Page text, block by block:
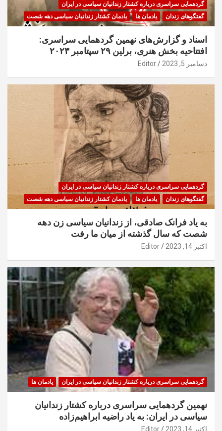
گردهمایی سراسری درباره کشتار زندانیان سیاسی در ایران
گفتگوهای زندان
یادمان ها یادمان کشتار زندانیان سیاسی دهه شصت
اسناد و گزارش‌های نهمین گردهمایی سراسری:
افتتاحیه بخش هنری، برلین ۲۹ سپتامبر ۲۰۲۳
دسامبر 5, 2023 Editor
گردهمایی سراسری درباره کشتار زندانیان سیاسی در ایران
گفتگوهای زندان
یادمان ها یادمان کشتار زندانیان سیاسی دهه شصت
به یاد فرانک صادقی، از زندانیان سیاسی زن دهه
شصت که سال گذشته از میان ما رفت
اکتبر 14, 2023 Editor
گردهمایی سراسری درباره کشتار زندانیان سیاسی در ایران یادمان ها
نهمین گردهمایی سراسری درباره کشتار زندانیان
سیاسی در ایران: به یاد راضیه ابراهیم‌زاده
اکتبر 14, 2023 Editor